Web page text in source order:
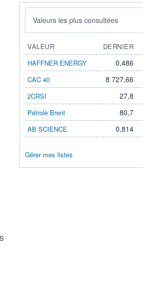
Valeurs les plus consultées
VALEUR DERNIER
HAFFNER ENERGY
0,486
CAC 40 8 727,66
2CRSI 27,8
Pétrole Brent 80,7
AB SCIENCE 0,814
Gérer mes listes